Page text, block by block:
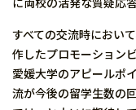
すべての交流時におい
作したプロモーション
愛媛大学のアピールポ
流が今後の留学生数の